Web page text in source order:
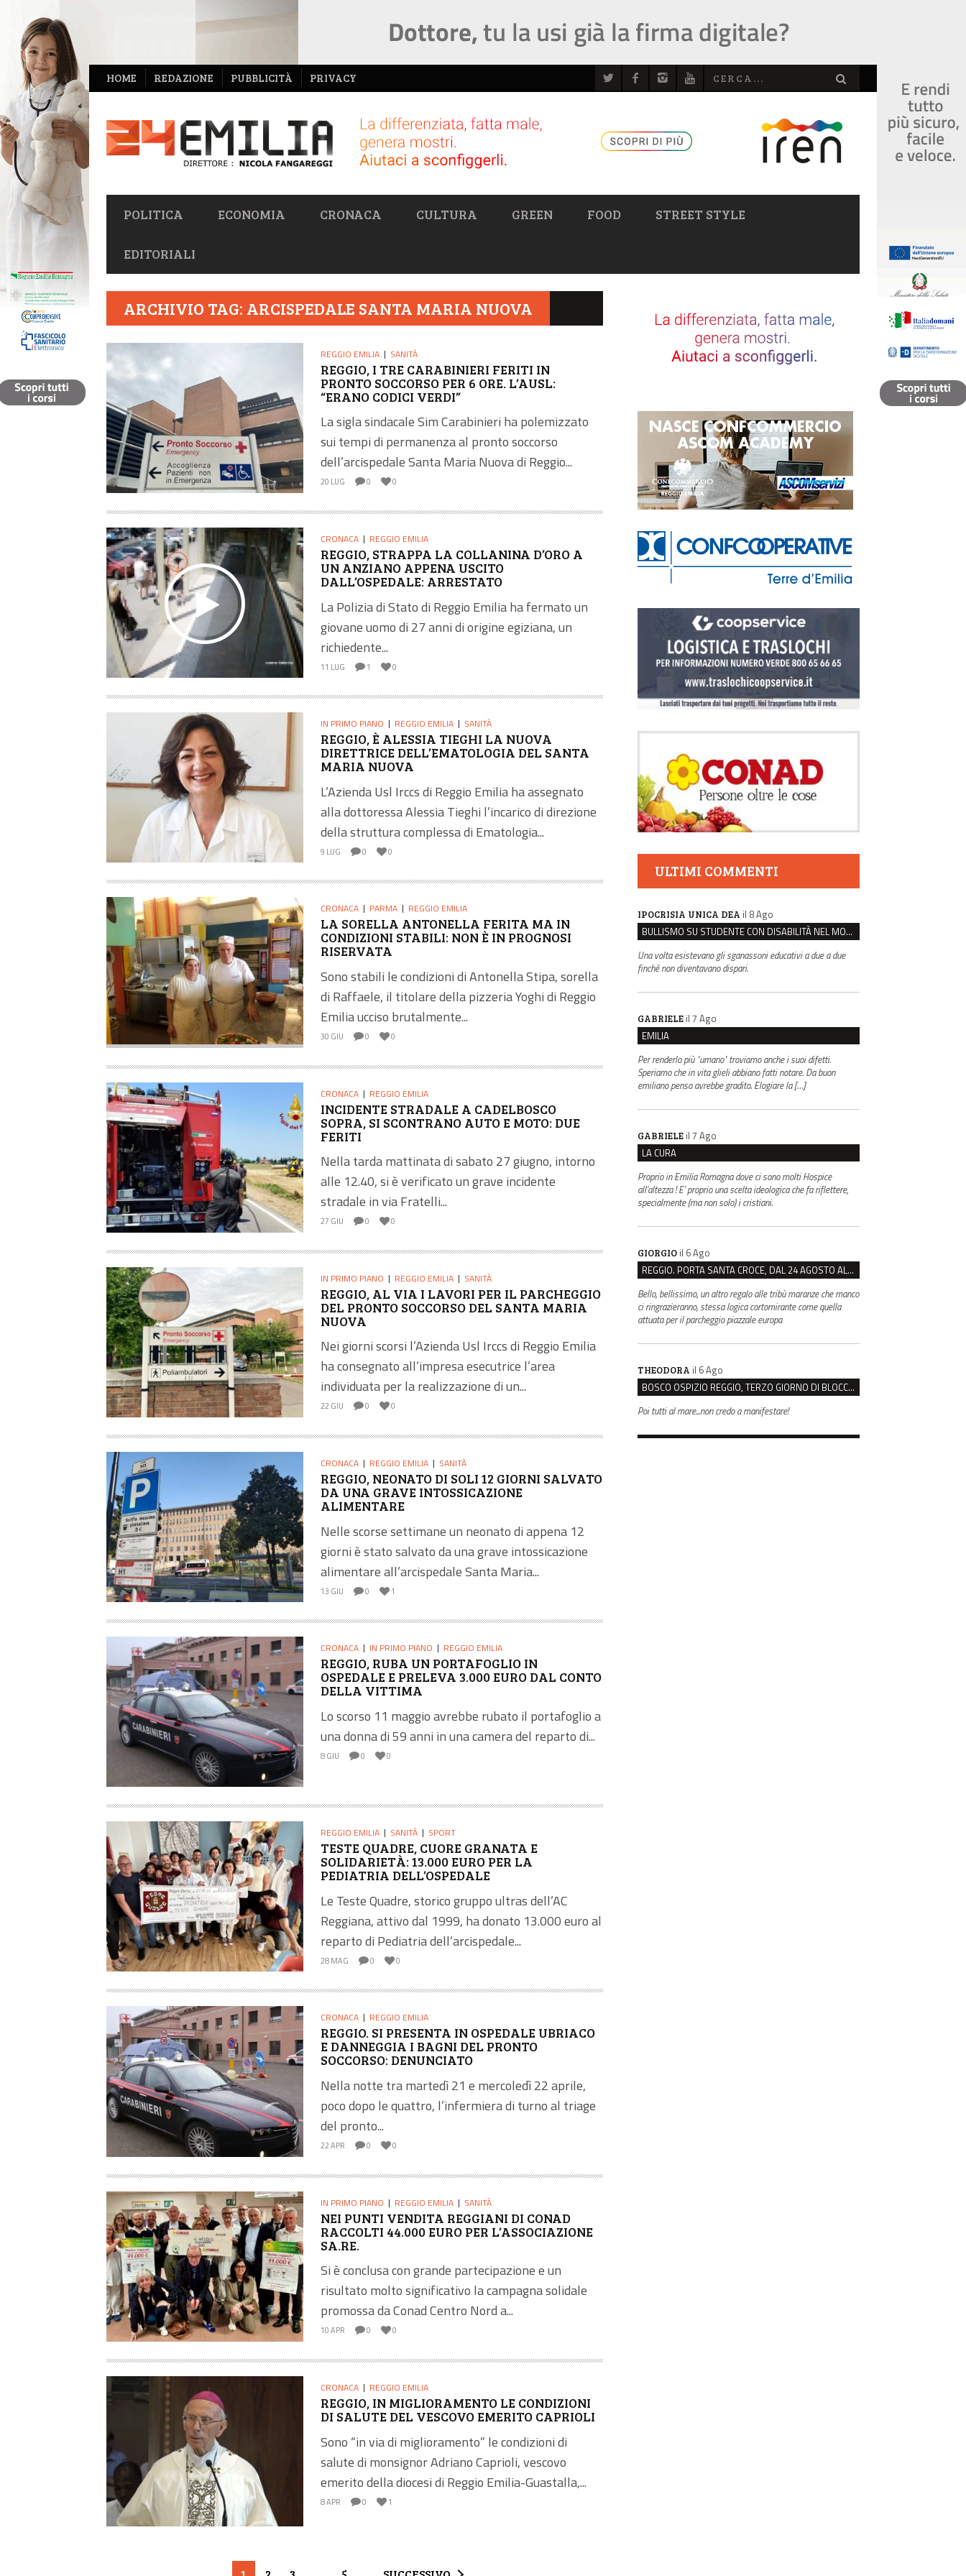
NAVIGAZIONE
SECONDARIA
HOME REDAZIONE PUBBLICITÀ PRIVACY
NAVIGAZIONE
PRIMARIA
POLITICA ECONOMIA CRONACA CULTURA GREEN FOOD STREET STYLE
EDITORIALI
ARCHIVIO TAG: ARCISPEDALE SANTA MARIA NUOVA
REGGIO EMILIA SANITÀ
REGGIO, I TRE CARABINIERI FERITI IN
PRONTO SOCCORSO PER 6 ORE. L’AUSL:
“ERANO CODICI VERDI”
La sigla sindacale Sim Carabinieri ha polemizzato
sui tempi di permanenza al pronto soccorso
dell’arcispedale Santa Maria Nuova di Reggio...
20 LUG 0 0
CRONACA REGGIO EMILIA
REGGIO, STRAPPA LA COLLANINA D’ORO A
UN ANZIANO APPENA USCITO
DALL’OSPEDALE: ARRESTATO
La Polizia di Stato di Reggio Emilia ha fermato un
giovane uomo di 27 anni di origine egiziana, un
richiedente...
11 LUG 1 0
IN PRIMO PIANO REGGIO EMILIA SANITÀ
REGGIO, È ALESSIA TIEGHI LA NUOVA
DIRETTRICE DELL’EMATOLOGIA DEL SANTA
MARIA NUOVA
L’Azienda Usl Irccs di Reggio Emilia ha assegnato
alla dottoressa Alessia Tieghi l’incarico di direzione
della struttura complessa di Ematologia...
9 LUG 0 0
CRONACA PARMA REGGIO EMILIA
LA SORELLA ANTONELLA FERITA MA IN
CONDIZIONI STABILI: NON È IN PROGNOSI
RISERVATA
Sono stabili le condizioni di Antonella Stipa, sorella
di Raffaele, il titolare della pizzeria Yoghi di Reggio
Emilia ucciso brutalmente...
30 GIU 0 0
CRONACA REGGIO EMILIA
INCIDENTE STRADALE A CADELBOSCO
SOPRA, SI SCONTRANO AUTO E MOTO: DUE
FERITI
Nella tarda mattinata di sabato 27 giugno, intorno
alle 12.40, si è verificato un grave incidente
stradale in via Fratelli...
27 GIU 0 0
IN PRIMO PIANO REGGIO EMILIA SANITÀ
REGGIO, AL VIA I LAVORI PER IL PARCHEGGIO
DEL PRONTO SOCCORSO DEL SANTA MARIA
NUOVA
Nei giorni scorsi l’Azienda Usl Irccs di Reggio Emilia
ha consegnato all’impresa esecutrice l’area
individuata per la realizzazione di un...
22 GIU 0 0
CRONACA REGGIO EMILIA SANITÀ
REGGIO, NEONATO DI SOLI 12 GIORNI SALVATO
DA UNA GRAVE INTOSSICAZIONE
ALIMENTARE
Nelle scorse settimane un neonato di appena 12
giorni è stato salvato da una grave intossicazione
alimentare all’arcispedale Santa Maria...
13 GIU 0 1
CRONACA IN PRIMO PIANO REGGIO EMILIA
REGGIO, RUBA UN PORTAFOGLIO IN
OSPEDALE E PRELEVA 3.000 EURO DAL CONTO
DELLA VITTIMA
Lo scorso 11 maggio avrebbe rubato il portafoglio a
una donna di 59 anni in una camera del reparto di...
8 GIU 0 0
REGGIO EMILIA SANITÀ SPORT
TESTE QUADRE, CUORE GRANATA E
SOLIDARIETÀ: 13.000 EURO PER LA
PEDIATRIA DELL’OSPEDALE
Le Teste Quadre, storico gruppo ultras dell’AC
Reggiana, attivo dal 1999, ha donato 13.000 euro al
reparto di Pediatria dell’arcispedale...
28 MAG 0 0
CRONACA REGGIO EMILIA
REGGIO. SI PRESENTA IN OSPEDALE UBRIACO
E DANNEGGIA I BAGNI DEL PRONTO
SOCCORSO: DENUNCIATO
Nella notte tra martedì 21 e mercoledì 22 aprile,
poco dopo le quattro, l’infermiera di turno al triage
del pronto...
22 APR 0 0
IN PRIMO PIANO REGGIO EMILIA SANITÀ
NEI PUNTI VENDITA REGGIANI DI CONAD
RACCOLTI 44.000 EURO PER L’ASSOCIAZIONE
SA.RE.
Si è conclusa con grande partecipazione e un
risultato molto significativo la campagna solidale
promossa da Conad Centro Nord a...
10 APR 0 0
CRONACA REGGIO EMILIA
REGGIO, IN MIGLIORAMENTO LE CONDIZIONI
DI SALUTE DEL VESCOVO EMERITO CAPRIOLI
Sono “in via di miglioramento” le condizioni di
salute di monsignor Adriano Caprioli, vescovo
emerito della diocesi di Reggio Emilia-Guastalla,...
8 APR 0 1
ULTIMI COMMENTI
IPOCRISIA UNICA DEA il 8 Ago
BULLISMO SU STUDENTE CON DISABILITÀ NEL MODENESE, INDAGATI DUE RAGAZZI DI 16 ANNI
Una volta esistevano gli sganassoni educativi a due a due
finché non diventavano dispari.
GABRIELE il 7 Ago
EMILIA
Per renderlo più "umano" troviamo anche i suoi difetti.
Speriamo che in vita glieli abbiano fatti notare. Da buon
emiliano penso avrebbe gradito. Elogiare la […]
GABRIELE il 7 Ago
LA CURA
Proprio in Emilia Romagna dove ci sono molti Hospice
all’altezza ! E’ proprio una scelta ideologica che fa riflettere,
specialmente (ma non solo) i cristiani.
GIORGIO il 6 Ago
REGGIO. PORTA SANTA CROCE, DAL 24 AGOSTO AL VIA IL CANTIERE PER IL NUOVO COLLETTORE FOGNARIO
Bello, bellissimo, un altro regalo alle tribù maranze che manco
ci ringrazieranno, stessa logica cortomirante come quella
attuata per il parcheggio piazzale europa
THEODORA il 6 Ago
BOSCO OSPIZIO REGGIO, TERZO GIORNO DI BLOCCO. IL COMITATO: “PRESIDIO FINO A VENERDÌ”
Poi tutti al mare...non credo a manifestare!